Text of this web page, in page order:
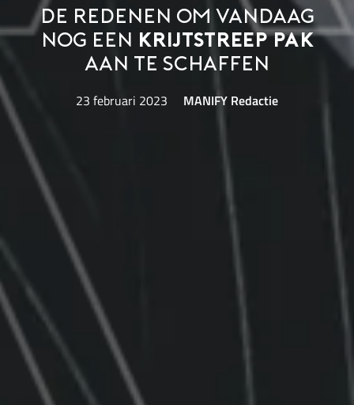
De redenen om vandaag
nog een krijtstreep pak
aan te schaffen
23 februari 2023 MANIFY Redactie